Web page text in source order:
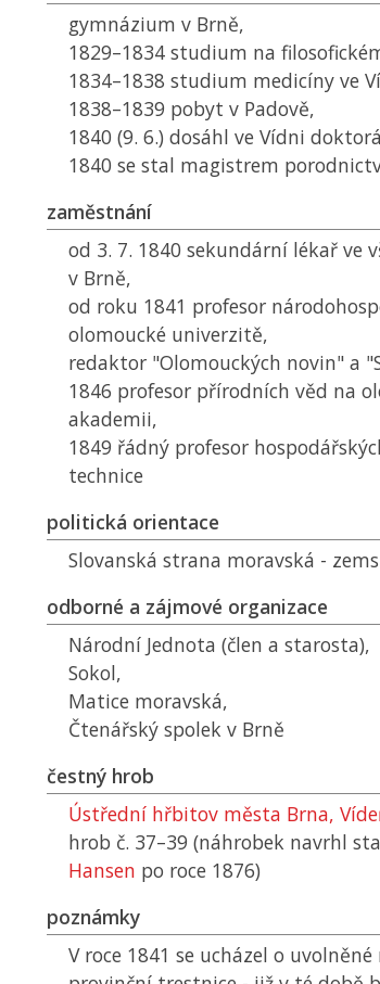
gymnázium v Brně,
1829–1834 studium na
1834–1838 studium medicíny ve
1838–1839 pobyt v Padově,
1840 (9. 6.) dosáhl ve Vídni
1840 se stal magistrem
zaměstnání
od 3. 7. 1840 sekundární lékař ve
v Brně,
od roku 1841 profesor
olomoucké univerzitě,
redaktor "Olomouckých novin" a
1846 profesor přírodních věd na
akademii,
1849 řádný profesor
technice
politická orientace
Slovanská strana moravská -
odborné a zájmové organizace
Národní Jednota (člen a starosta),
Sokol,
Matice moravská,
Čtenářský spolek v Brně
čestný hrob
Ústřední hřbitov města Brna,
hrob č. 37–39 (náhrobek navrhl
Hansen po roce 1876)
poznámky
V roce 1841 se ucházel o